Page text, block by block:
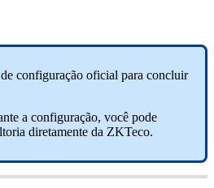
de configuração oficial para concluir
a configuração, você pode
diretamente da ZKTeco.